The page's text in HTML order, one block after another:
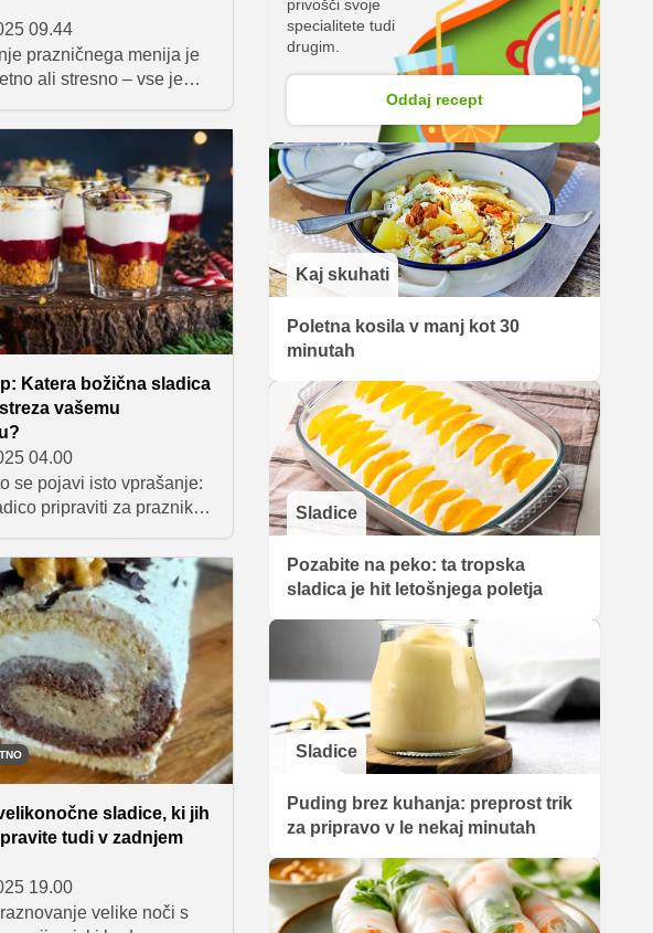
09.44
prazničnega menija je
ali stresno – vse je
kako sestaviti
silvestrski meni za 2, 4
katere jedi izbrati, kaj
in kako si s pravim
prihraniti živce na
Katera božična sladica
vašemu
04.00
se pojavi isto vprašanje:
pripraviti za praznike?
saj zvezde pravijo, da
znak svoj idealen božični
ki se ujema z
značajem, tempom in
navadami. Preverite,
narekuje horoskop in
sladica najbolj
okusu.
sladice, ki jih
tudi v zadnjem
19.00
velike noči s
privošči svoje
specialitete tudi
drugim.
Oddaj recept
Kaj skuhati
Poletna kosila v manj kot 30
minutah
Sladice
Pozabite na peko: ta tropska
sladica je hit letošnjega poletja
Sladice
Puding brez kuhanja: preprost trik
za pripravo v le nekaj minutah